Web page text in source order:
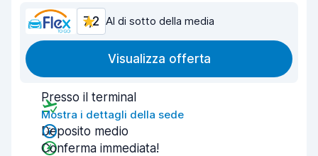
7,2 Al di sotto della media
Visualizza offerta
Presso il terminal
Mostra i dettagli della sede
Deposito medio
Conferma immediata!